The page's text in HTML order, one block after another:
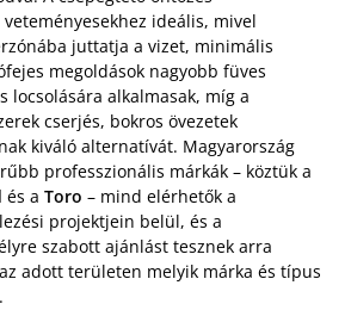
ideális, mivel
juttatja a vizet, minimális
megoldások nagyobb füves
locsolására alkalmasak, míg a
cserjés, bokros övezetek
kiváló alternatívát. Magyarország
professzionális márkák – köztük a
és a Toro – mind elérhetők a
projektjein belül, és a
szabott ajánlást tesznek arra
adott területen melyik márka és típus